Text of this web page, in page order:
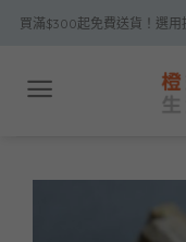
Skip買滿$300起免費送貨！選